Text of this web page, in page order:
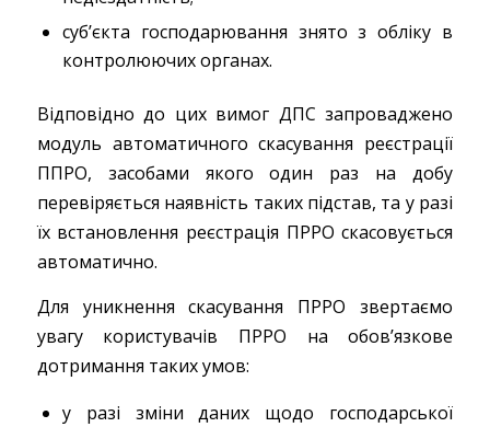
суб’єкта господарювання знято з обліку в
контролюючих органах.
Відповідно до цих вимог ДПС запроваджено
модуль автоматичного скасування реєстрації
ППРО, засобами якого один раз на добу
перевіряється наявність таких підстав, та у разі
їх встановлення реєстрація ПРРО скасовується
автоматично.
Для уникнення скасування ПРРО звертаємо
увагу користувачів ПРРО на обов’язкове
дотримання таких умов:
у разі зміни даних щодо господарської